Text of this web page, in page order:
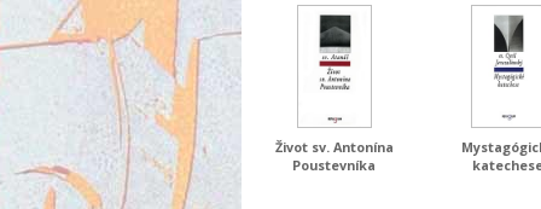
Život sv. Antonína
Poustevníka